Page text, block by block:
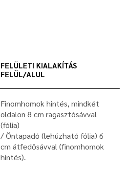
FELÜLETI KIALAKÍTÁS
FELÜL/ALUL
Finomhomok hintés, mindkét
oldalon 8 cm ragasztósávval
(fólia)
Öntapadó (lehúzható fólia) 6
cm átfedősávval (finomhomok
hintés).